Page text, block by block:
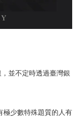
並不定時透過臺灣銀
極少數特殊題質的人有